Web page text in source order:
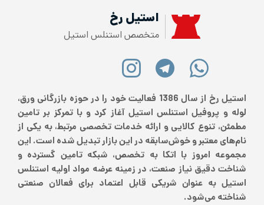
استیل رخ
متخصص استنلس استیل
استیل رخ از سال 1386 فعالیت خود را در حوزه بازرگانی ورق،
لوله و پروفیل استنلس استیل آغاز کرد و با تمرکز بر تامین
مطمئن، تنوع کالایی و ارائه خدمات تخصصی مرتبط، به یکی از
نام‌های معتبر و خوش‌سابقه در این بازار تبدیل شده است. این
مجموعه امروز با اتکا به تخصص، شبکه تامین گسترده و
شناخت دقیق نیاز صنعت، در زمینه عرضه مواد اولیه استنلس
استیل به عنوان شریکی قابل اعتماد برای فعالان صنعتی
شناخته می‌شود.